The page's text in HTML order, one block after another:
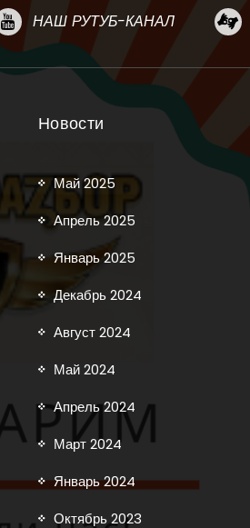
НАШ РУТУБ-КАНАЛ
Новости
Май 2025
Апрель 2025
Январь 2025
Декабрь 2024
Август 2024
Май 2024
Апрель 2024
Март 2024
Январь 2024
Октябрь 2023